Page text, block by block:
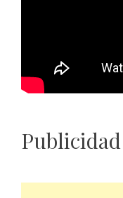
Publicidad